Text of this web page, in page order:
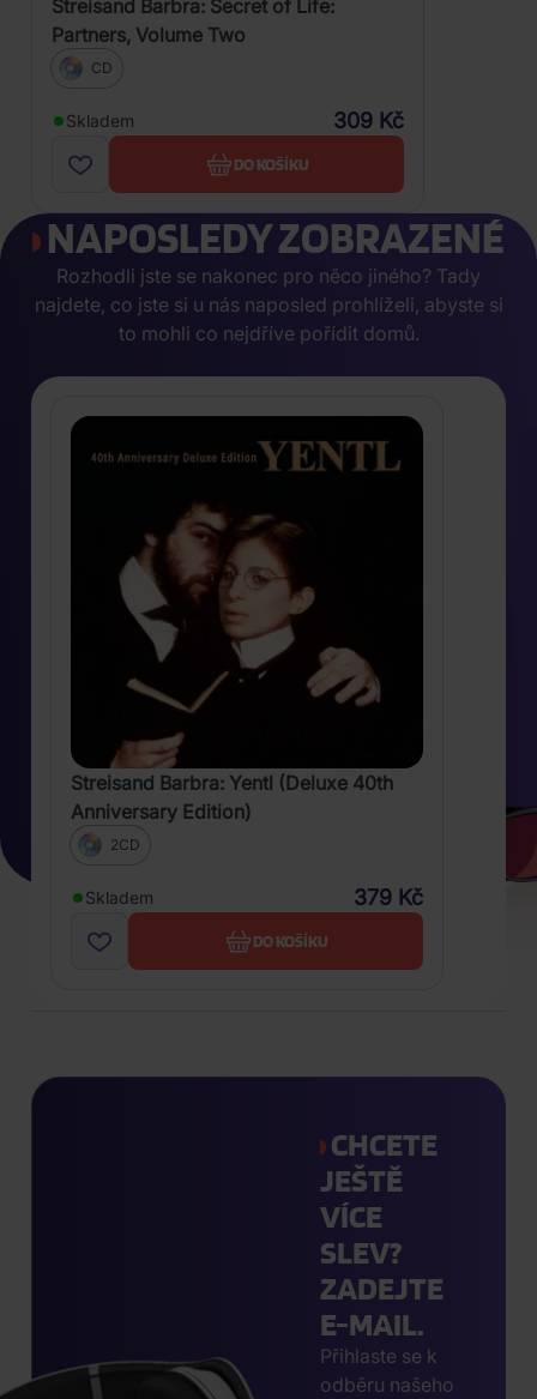
Streisand Barbra: Secret of Life:
Partners, Volume Two
CD
Skladem 309 Kč
DO KOŠÍKU
NAPOSLEDY ZOBRAZENÉ
Rozhodli jste se nakonec pro něco jiného? Tady
najdete, co jste si u nás naposled prohlíželi, abyste si
to mohli co nejdříve pořídit domů.
Streisand Barbra: Yentl (Deluxe 40th
Anniversary Edition)
2CD
Skladem 379 Kč
DO KOŠÍKU
CHCETE
JEŠTĚ
VÍCE
SLEV?
ZADEJTE
E-MAIL.
Přihlaste se k
odběru našeho